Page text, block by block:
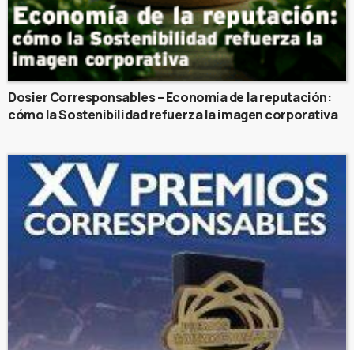
Dosier Corresponsables – Economía de la reputación:
cómo la Sostenibilidad refuerza la imagen corporativa